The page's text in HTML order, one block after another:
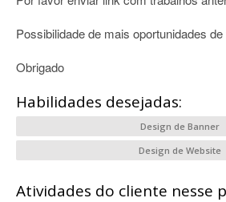
Possibilidade de mais oportunidades de
Obrigado
Habilidades desejadas:
Design de Banner
Design de Website
Atividades do cliente nesse